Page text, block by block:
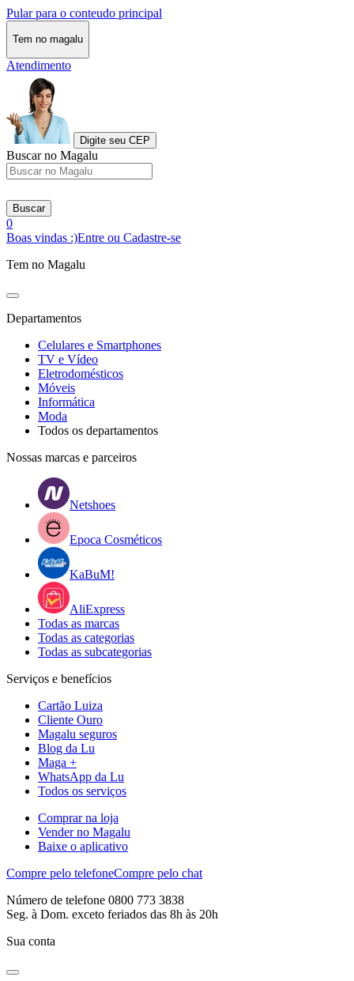
Pular para o conteudo principal
Tem no magalu
Atendimento
Digite seu CEP
Buscar no Magalu
Buscar
0
Boas vindas :)Entre ou Cadastre-se
Tem no Magalu
Departamentos
Celulares e Smartphones
TV e Vídeo
Eletrodomésticos
Móveis
Informática
Moda
Todos os departamentos
Nossas marcas e parceiros
Netshoes
Epoca Cosméticos
KaBuM!
AliExpress
Todas as marcas
Todas as categorias
Todas as subcategorias
Serviços e benefícios
Cartão Luiza
Cliente Ouro
Magalu seguros
Blog da Lu
Maga +
WhatsApp da Lu
Todos os serviços
Comprar na loja
Vender no Magalu
Baixe o aplicativo
Compre pelo telefoneCompre pelo chat
Número de telefone 0800 773 3838
Seg. à Dom. exceto feriados das 8h às 20h
Sua conta